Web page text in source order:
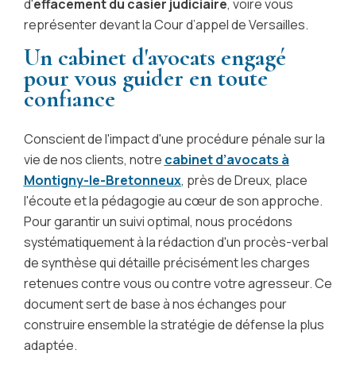
d'effacement du casier judiciaire, voire vous
représenter devant la Cour d’appel de Versailles.
Un cabinet d'avocats engagé
pour vous guider en toute
confiance
Conscient de l'impact d'une procédure pénale sur la
vie de nos clients, notre cabinet d’avocats à
Montigny-le-Bretonneux, près de Dreux, place
l'écoute et la pédagogie au cœur de son approche.
Pour garantir un suivi optimal, nous procédons
systématiquement à la rédaction d'un procès-verbal
de synthèse qui détaille précisément les charges
retenues contre vous ou contre votre agresseur. Ce
document sert de base à nos échanges pour
construire ensemble la stratégie de défense la plus
adaptée.